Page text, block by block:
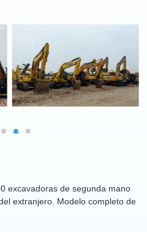
excavadoras de segunda mano
extranjero. Modelo completo de